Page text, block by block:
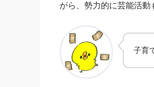
がら、勢力的に芸能活動
子育